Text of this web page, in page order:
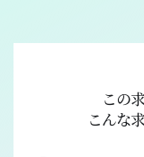
この
こんな